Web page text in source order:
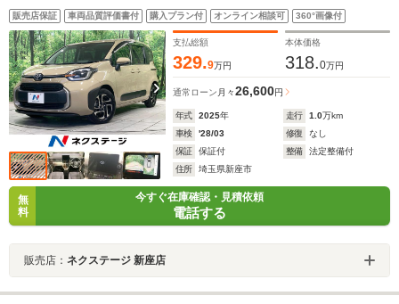
正15インチアルミ ドラレコ エレクトロシフトマチッ
ク 7人乗り ビルトインETC オートライト LEDヘッ
ドランプ
販売店保証 車両品質評価書付 購入プラン付 オンライン相談可 360°画像付
支払総額
329.9万円
本体価格
318.0万円
通常ローン 月々26,600円
年式 2025年 走行 1.0万km
車検
'28/03 修復
なし
保証
保証付 整備
法定整備付
住所
埼玉県新座市
無
料
今すぐ在庫確認・見積依頼
電話する
販売店： ネクステージ 新座店